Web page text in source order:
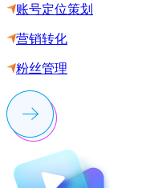
账号定位策划
营销转化
粉丝管理